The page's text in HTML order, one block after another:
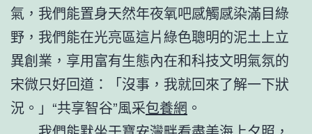
氣，我們能置身天然年夜氧吧感觸感染滿目綠
野，我們能在光亮區這片綠色聰明的泥土上立
異創業，享用富有生態內在和科技文明氣氛的
宋微只好回道：「沒事，我就回來了解一下狀
況。」“共享智谷”風采包養網 。